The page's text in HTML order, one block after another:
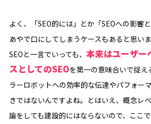
よく、「SEO的には」とか「SEOへの影響
あやで口にしてしまうケースもあると思い
SEOと一言でいっても、 本来はユーザー
スとしてのSEOを第一の意味合いで捉え
ラーロボットへの効率的な伝達やパフォー
きではないんですよね。とはいえ、概念レ
論をしても建設的にはならないので、ここ